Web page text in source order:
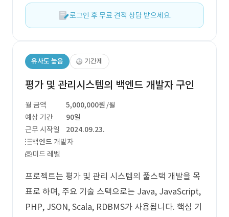
로그인 후 무료 견적 상담 받으세요.
유사도 높음 기간제
평가 및 관리시스템의 백엔드 개발자 구인
월 금액 5,000,000원 /월
예상 기간
90일
근무 시작일
2024.09.23.
백엔드 개발자
미드 레벨
프로젝트는 평가 및 관리 시스템의 풀스택 개발을 목
표로 하며, 주요 기술 스택으로는 Java, JavaScript,
PHP, JSON, Scala, RDBMS가 사용됩니다. 핵심 기